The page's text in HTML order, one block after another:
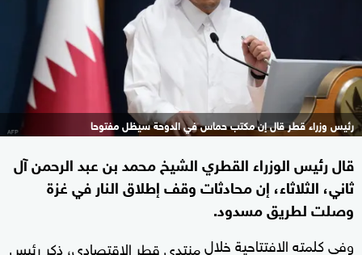
رئيس وزراء قطر قال إن مكتب حماس في الدوحة سيظل مفتوحا
قال رئيس الوزراء القطري الشيخ محمد بن عبد الرحمن آل
ثاني، الثلاثاء، إن محادثات وقف إطلاق النار في غزة
وصلت لطريق مسدود.
وفي كلمته الافتتاحية خلالمنتدى قطر الاقتصادي، ذكر رئيس